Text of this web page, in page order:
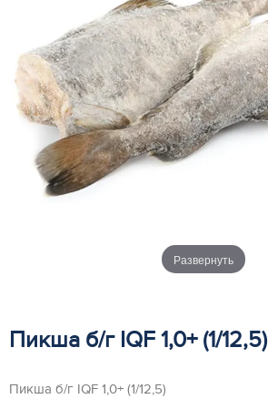
Развернуть
Пикша б/г IQF 1,0+ (1/12,5)
Пикша б/г IQF 1,0+ (1/12,5)